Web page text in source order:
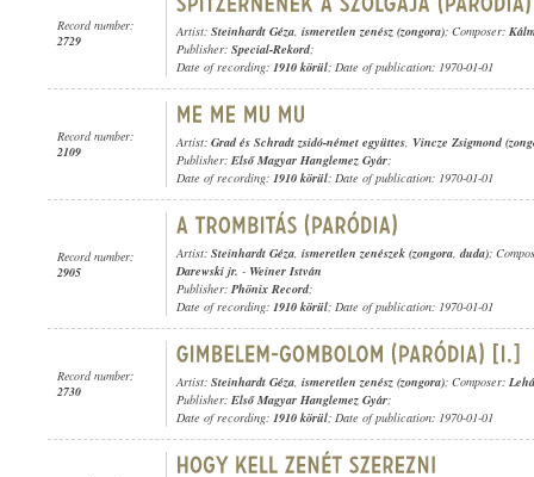
Record number:
2729
Artist: Steinhardt Géza, ismeretlen zenész (zongora); Composer:
Publisher: Special-Rekord;
Date of recording: 1910 körül; Date of publication: 1970-01-01
Record number:
2109
Artist: Grad és Schradt zsidó-német együttes, Vincze Zsigmond
Publisher: Első Magyar Hanglemez Gyár;
Date of recording: 1910 körül; Date of publication: 1970-01-01
Record number:
2905
Artist: Steinhardt Géza, ismeretlen zenészek (zongora,duda);
Darewski jr. - Weiner István
Publisher: Phönix Record;
Date of recording: 1910 körül; Date of publication: 1970-01-01
Record number:
2730
Artist: Steinhardt Géza, ismeretlen zenész (zongora); Composer:
Publisher: Első Magyar Hanglemez Gyár;
Date of recording: 1910 körül; Date of publication: 1970-01-01